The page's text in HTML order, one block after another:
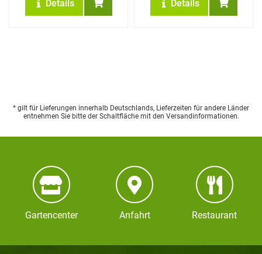
Details Details
* gilt für Lieferungen innerhalb Deutschlands, Lieferzeiten für andere Länder
entnehmen Sie bitte der Schaltfläche mit den Versandinformationen.
Gartencenter Anfahrt Restaurant